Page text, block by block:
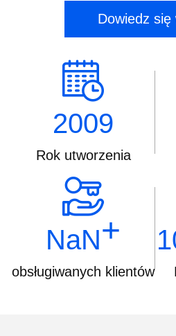
Dowiedz się
2009
Rok utworzenia
NaN+
obsługiwanych klientów